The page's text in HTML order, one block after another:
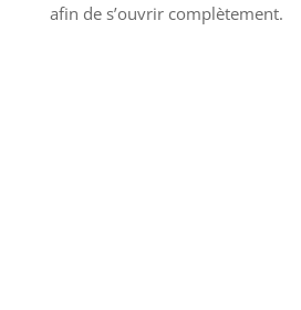
afin de s’ouvrir complètement.